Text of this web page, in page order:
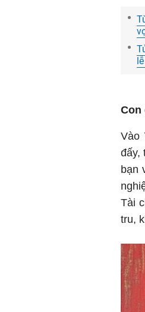
Con
Vào
đấy,
bạn
Tài
tru,